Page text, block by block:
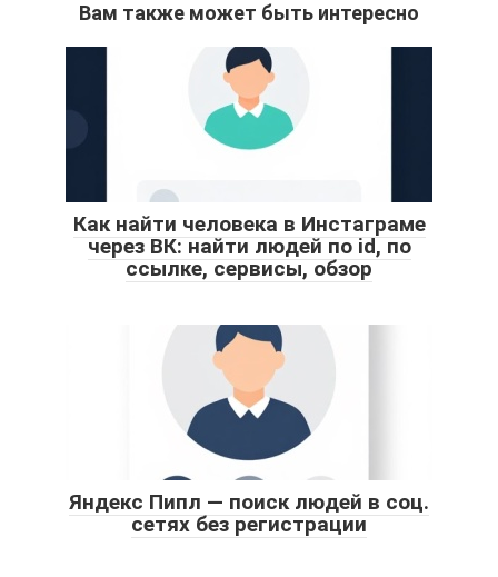
Вам также может быть интересно
Как найти человека в Инстаграме
через ВК: найти людей по id, по
ссылке, сервисы, обзор
Яндекс Пипл — поиск людей в соц.
сетях без регистрации